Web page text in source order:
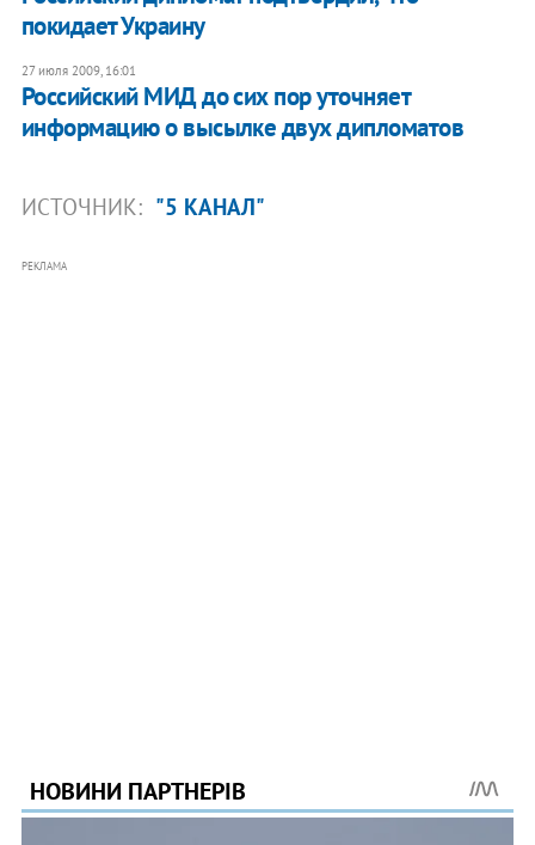
покидает Украину
27 июля 2009, 16:01
Российский МИД до сих пор уточняет
информацию о высылке двух дипломатов
ИСТОЧНИК: "5 КАНАЛ"
РЕКЛАМА